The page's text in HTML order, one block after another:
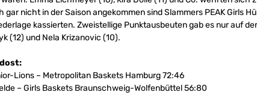
gar nicht in der Saison angekommen sind Slammers PEAK Girls
kassierten. Zweistellige Punktausbeuten gab es nur auf
(12) und Nela Krizanovic (10).
Lions – Metropolitan Baskets Hamburg 72:46
– Girls Baskets Braunschweig-Wolfenbüttel 56:80